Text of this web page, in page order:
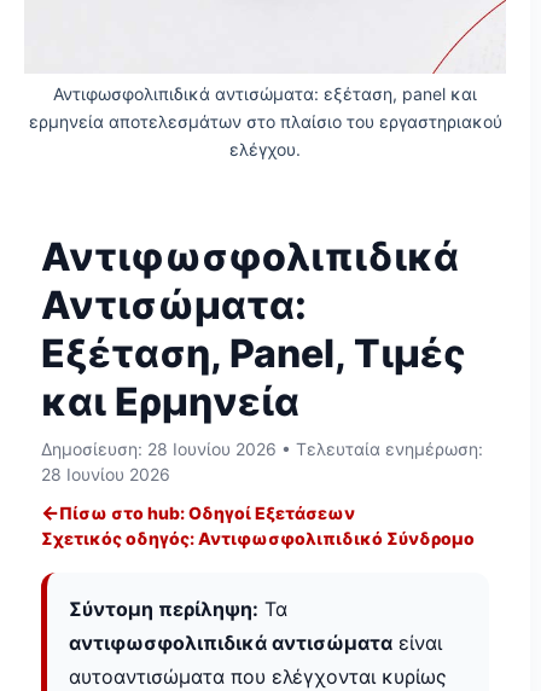
Αντιφωσφολιπιδικά αντισώματα: εξέταση, panel και
ερμηνεία αποτελεσμάτων στο πλαίσιο του εργαστηριακού
ελέγχου.
Αντιφωσφολιπιδικά
Αντισώματα:
Εξέταση, Panel, Τιμές
και Ερμηνεία
Δημοσίευση: 28 Ιουνίου 2026 • Τελευταία ενημέρωση:
28 Ιουνίου 2026
←Πίσω στο hub: Οδηγοί Εξετάσεων
Σχετικός οδηγός: Αντιφωσφολιπιδικό Σύνδρομο
Σύντομη περίληψη: Τα
αντιφωσφολιπιδικά αντισώματα είναι
αυτοαντισώματα που ελέγχονται κυρίως